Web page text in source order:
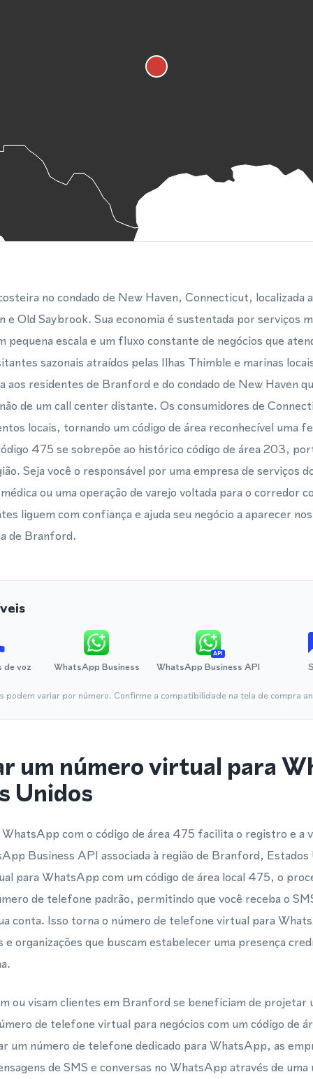
no condado de New Haven, Connecticut, localizada
e Old Saybrook. Sua economia é sustentada por serviços
escala e um fluxo constante de negócios que
sazonais atraídos pelas Ilhas Thimble e marinas
aos residentes de Branford e do condado de New Haven
de um call center distante. Os consumidores de
locais, tornando um código de área reconhecível uma
475 se sobrepõe ao histórico código de área 203,
Seja você o responsável por uma empresa de serviços
ou uma operação de varejo voltada para o corredor
liguem com confiança e ajuda seu negócio a aparecer
de Branford.
de voz WhatsApp Business
API
WhatsApp Business API
podem variar por número. Confirme a compatibilidade na tela de compra
um número virtual para
Unidos
com o código de área 475 facilita o registro e a
Business API associada à região de Branford, Estados
para WhatsApp com um código de área local 475, o
de telefone padrão, permitindo que você receba o
conta. Isso torna o número de telefone virtual para
organizações que buscam estabelecer uma presença
ou visam clientes em Branford se beneficiam de projetar
de telefone virtual para negócios com um código de
um número de telefone dedicado para WhatsApp, as
de SMS e conversas no WhatsApp através de uma